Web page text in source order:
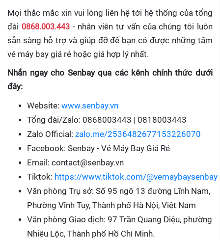
Mọi thắc mắc xin vui lòng liên hệ tới hệ thống của tổng
đài 0868.003.443- nhân viên tư vấn của chúng tôi luôn
sẵn sàng hỗ trợ và giúp đỡ để bạn có được những tấm
vé máy bay giá rẻ hoặc giá hợp lý nhất.
Nhắn ngay cho Senbay qua các kênh chính thức dưới
đây:
Website: www.senbay.vn
Tổng đài/Zalo: 0868003443 | 0818003443
Zalo Official: zalo.me/2536482677153226070
Facebook: Senbay - Vé Máy Bay Giá Rẻ
Email: contact@senbay.vn
Tiktok: https://www.tiktok.com/@vemaybaysenbay
Văn phòng Trụ sở: Số 95 ngõ 13 đường Lĩnh Nam,
Phường Vĩnh Tuy, Thành phố Hà Nội, Việt Nam
Văn phòng Giao dịch: 97 Trần Quang Diệu, phường
Nhiêu Lộc, Thành phố Hồ Chí Minh.